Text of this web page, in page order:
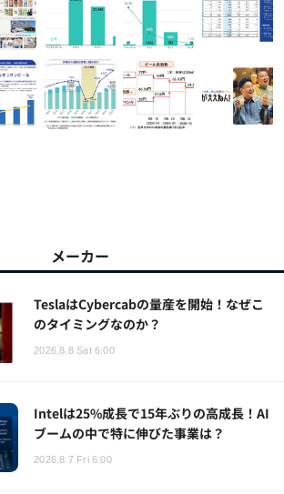
メーカー
TeslaはCybercabの量産を開始！なぜこ
のタイミングなのか？
2026.8.8 Sat 6:00
Intelは25%成長で15年ぶりの高成長！AI
ブームの中で特に伸びた事業は？
2026.8.7 Fri 6:00